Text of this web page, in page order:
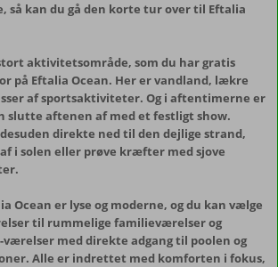
så kan du gå den korte tur over til Eftalia
aktivitetsområde, som du har gratis
på Eftalia Ocean. Her er vandland, lækre
af sportsaktiviteter. Og i aftentimerne er
slutte aftenen af med et festligt show.
direkte ned til den dejlige strand,
i solen eller prøve kræfter med sjove
Ocean er lyse og moderne, og du kan vælge
til rummelige familieværelser og
værelser med direkte adgang til poolen og
Alle er indrettet med komforten i fokus,